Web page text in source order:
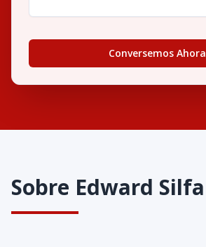
Conversemos Ahora
Sobre Edward Silfa